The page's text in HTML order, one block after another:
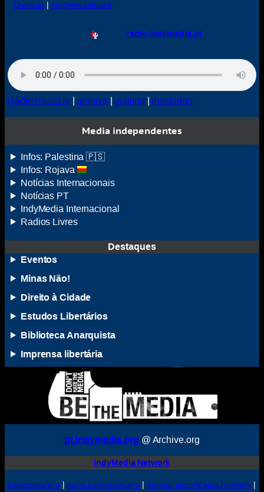
Unidade |#indymediaback
radio.indymedia.pt
Rádio Paralelo|arquivo| mailing mastodon
Media independentes
Infos: Palestina 🇵🇸
Infos: Rojava
Notícias Internacionais
Notícias PT
IndyMedia Internacional
Radios Livres
Destaques
Eventos
Minas Não!
Direito à Cidade
Estudos Libertários
Biblioteca Anarquista
Imprensa libertária
pt.indymedia.org @ Archive.org
IndyMedia Network
indymedia.org radio.indymedia.org Independent Media Network|